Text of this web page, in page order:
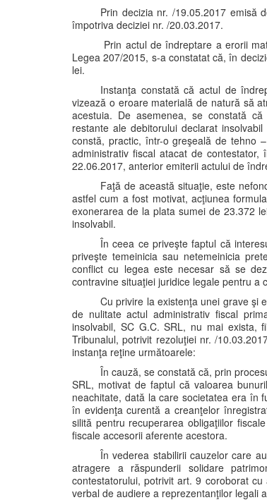
Prin decizia nr. /19.05.2017 emisă
împotriva deciziei nr. /20.03.2017.
Prin actul de îndreptare a erorii
Legea 207/2015, s-a constatat că, în
lei.
Instanţa constată că actul de
vizează o eroare materială de natură să
acestuia. De asemenea, se constată
restante ale debitorului declarat
constă, practic, într-o greşeală de tehno
administrativ fiscal atacat de
22.06.2017, anterior emiterii actului de
Faţă de această situaţie, este
astfel cum a fost motivat, acţiunea
exonerarea de la plata sumei de 23.372
insolvabil.
În ceea ce priveşte faptul că
priveşte temeinicia sau netemeinicia
conflict cu legea este necesar să se
contravine situaţiei juridice legale pentru a
Cu privire la existenţa unei grave şi
de nulitate actul administrativ fiscal
insolvabil, SC G.C. SRL, nu mai exista,
Tribunalul, potrivit rezoluţiei nr. /
instanţa reţine următoarele:
În cauză, se constată că, prin
SRL, motivat de faptul că valoarea
neachitate, dată la care societatea era în
în evidenţa curentă a creanţelor
silită pentru recuperarea obligaţiilor
fiscale accesorii aferente acestora.
În vederea stabilirii cauzelor care
atragere a răspunderii solidare
contestatorului, potrivit art. 9 coroborat
verbal de audiere a reprezentanţilor legali